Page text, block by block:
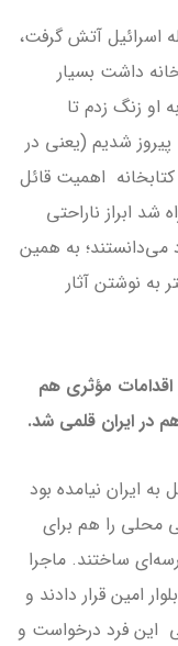
حمله اسرائیل آتش گرفت،
داشت بسیار
او زنگ زدم تا
شدیم (یعنی در
کتابخانه اهمیت قائل
شد ابراز ناراحتی
می‌دانستند؛ به همین
به نوشتن آثار
اقدامات مؤثری هم
در ایران قلمی شد.
ایران نیامده بود
محلی را هم برای
ساختند. ماجرا
امین قرار دادند و
این فرد درخواست و